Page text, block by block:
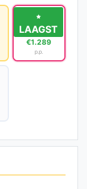
LAAGST
5
05-10
€1.289
p.p.